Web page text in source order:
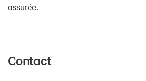
assurée.
Contact